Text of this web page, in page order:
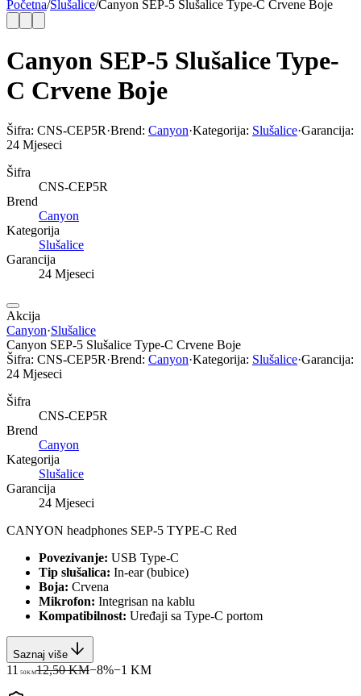
Početna/Slušalice/Canyon SEP-5 Slušalice Type-C Crvene Boje
Canyon SEP-5 Slušalice Type-
C Crvene Boje
Šifra: CNS-CEP5R·Brend: Canyon·Kategorija: Slušalice·Garancija:
24 Mjeseci
Šifra
CNS-CEP5R
Brend
Canyon
Kategorija
Slušalice
Garancija
24 Mjeseci
Akcija
Canyon·Slušalice
Canyon SEP-5 Slušalice Type-C Crvene Boje
Šifra: CNS-CEP5R·Brend: Canyon·Kategorija: Slušalice·Garancija:
24 Mjeseci
Šifra
CNS-CEP5R
Brend
Canyon
Kategorija
Slušalice
Garancija
24 Mjeseci
CANYON headphones SEP-5 TYPE-C Red
Povezivanje: USB Type-C
Tip slušalica: In-ear (bubice)
Boja: Crvena
Mikrofon: Integrisan na kablu
Kompatibilnost: Uređaji sa Type-C portom
Saznaj više
11 50KM12,50 KM−8%−1 KM